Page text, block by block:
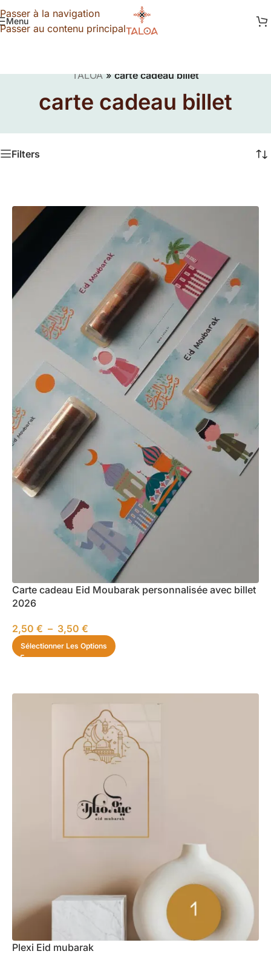
Passer à la navigation
Passer au contenu principal
Menu
TALOA»carte cadeau billet
carte cadeau billet
Filters
Carte cadeau Eid Moubarak personnalisée avec billet
2026
2,50 € – 3,50 €
Sélectionner Les Options
Plexi Eid mubarak